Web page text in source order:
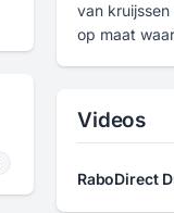
van
op maat
Videos
RaboDirect